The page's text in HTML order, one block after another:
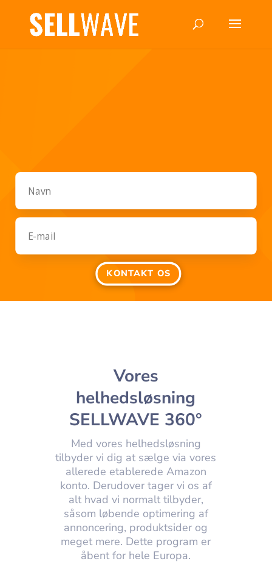
KONTAKT OS
Vores
helhedsløsning
SELLWAVE 360°
Med vores helhedsløsning
tilbyder vi dig at sælge via vores
allerede etablerede Amazon
konto. Derudover tager vi os af
alt hvad vi normalt tilbyder,
såsom løbende optimering af
annoncering, produktsider og
meget mere. Dette program er
åbent for hele Europa.